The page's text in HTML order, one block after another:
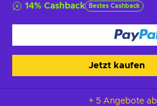
14% Cashback Bestes Cashback
Jetzt kaufen
+ 5 Angebote ab